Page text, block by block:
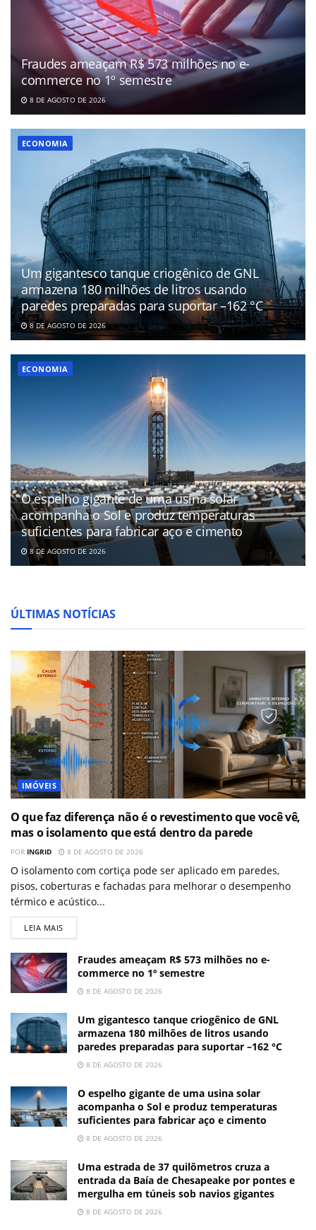
Fraudes ameaçam R$ 573 milhões no e-
commerce no 1º semestre
8 DE AGOSTO DE 2026
ECONOMIA
Um gigantesco tanque criogênico de GNL
armazena 180 milhões de litros usando
paredes preparadas para suportar –162 °C
8 DE AGOSTO DE 2026
ECONOMIA
O espelho gigante de uma usina solar
acompanha o Sol e produz temperaturas
suficientes para fabricar aço e cimento
8 DE AGOSTO DE 2026
ÚLTIMAS NOTÍCIAS
IMÓVEIS
O que faz diferença não é o revestimento que você vê,
mas o isolamento que está dentro da parede
POR INGRID 8 DE AGOSTO DE 2026
O isolamento com cortiça pode ser aplicado em paredes,
pisos, coberturas e fachadas para melhorar o desempenho
térmico e acústico...
LEIA MAIS
Fraudes ameaçam R$ 573 milhões no e-
commerce no 1º semestre
8 DE AGOSTO DE 2026
Um gigantesco tanque criogênico de GNL
armazena 180 milhões de litros usando
paredes preparadas para suportar –162 °C
8 DE AGOSTO DE 2026
O espelho gigante de uma usina solar
acompanha o Sol e produz temperaturas
suficientes para fabricar aço e cimento
8 DE AGOSTO DE 2026
Uma estrada de 37 quilômetros cruza a
entrada da Baía de Chesapeake por pontes e
mergulha em túneis sob navios gigantes
8 DE AGOSTO DE 2026